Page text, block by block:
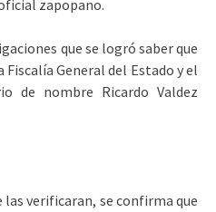
zapopano.
que se logró saber que
General del Estado y el
de nombre Ricardo Valdez
las verificaran, se confirma que